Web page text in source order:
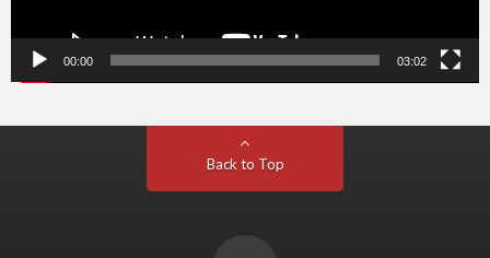
00:00 03:02
Back to Top